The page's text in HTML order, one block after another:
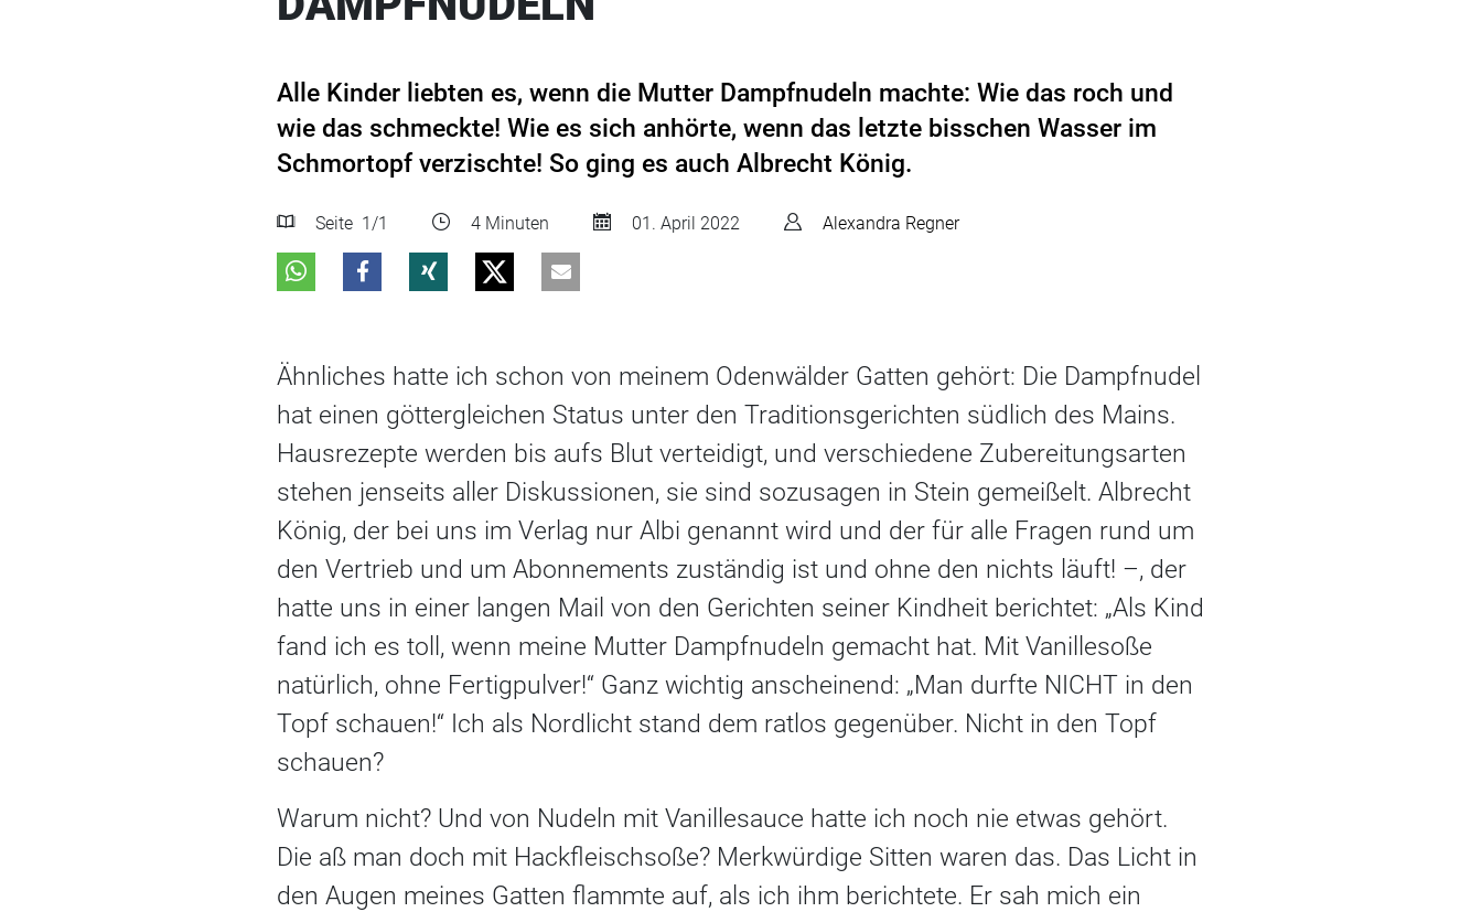
Alle Kinder liebten es, wenn die Mutter Dampfnudeln machte: Wie das roch und
wie das schmeckte! Wie es sich anhörte, wenn das letzte bisschen Wasser im
Schmortopf verzischte! So ging es auch Albrecht König.
Seite 1 /1 4 Minuten 01. April 2022 Alexandra Regner
Ähnliches hatte ich schon von meinem Odenwälder Gatten gehört: Die Dampfnudel
hat einen göttergleichen Status unter den Traditionsgerichten südlich des Mains.
Hausrezepte werden bis aufs Blut verteidigt, und verschiedene Zubereitungsarten
stehen jenseits aller Diskussionen, sie sind sozusagen in Stein gemeißelt. Albrecht
König, der bei uns im Verlag nur Albi genannt wird und der für alle Fragen rund um
den Vertrieb und um Abonnements zuständig ist und ohne den nichts läuft! –, der
hatte uns in einer langen Mail von den Gerichten seiner Kindheit berichtet: „Als Kind
fand ich es toll, wenn meine Mutter Dampfnudeln gemacht hat. Mit Vanillesoße
natürlich, ohne Fertigpulver!“ Ganz wichtig anscheinend: „Man durfte NICHT in den
Topf schauen!“ Ich als Nordlicht stand dem ratlos gegenüber. Nicht in den Topf
schauen?
Warum nicht? Und von Nudeln mit Vanillesauce hatte ich noch nie etwas gehört.
Die aß man doch mit Hackfleischsoße? Merkwürdige Sitten waren das. Das Licht in
den Augen meines Gatten flammte auf, als ich ihm berichtete. Er sah mich ein